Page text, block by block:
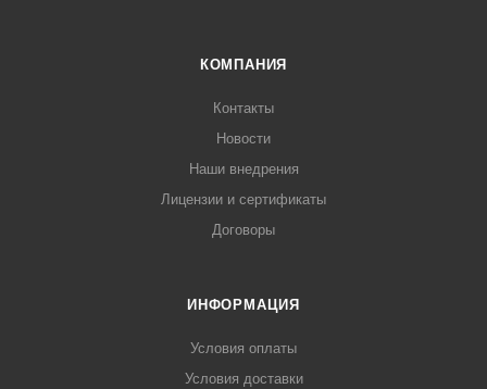
КОМПАНИЯ
Контакты
Новости
Наши внедрения
Лицензии и сертификаты
Договоры
ИНФОРМАЦИЯ
Условия оплаты
Условия доставки